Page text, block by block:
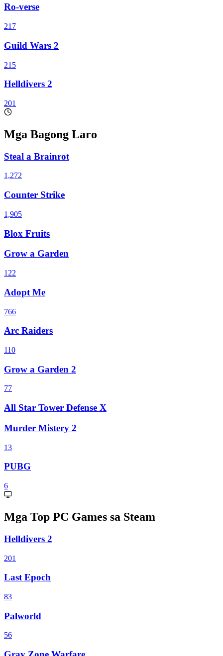
Ro-verse
217
Guild Wars 2
215
Helldivers 2
201
Mga Bagong Laro
Steal a Brainrot
1,272
Counter Strike
1,905
Blox Fruits
Grow a Garden
122
Adopt Me
766
Arc Raiders
110
Grow a Garden 2
77
All Star Tower Defense X
Murder Mistery 2
13
PUBG
6
Mga Top PC Games sa Steam
Helldivers 2
201
Last Epoch
83
Palworld
56